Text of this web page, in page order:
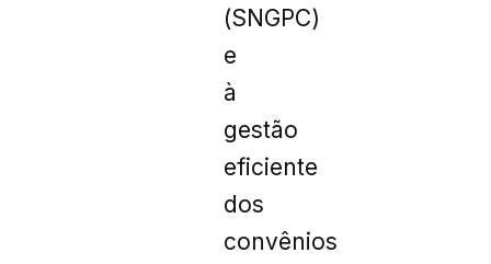
(SNGPC)
e
à
gestão
eficiente
dos
convênios